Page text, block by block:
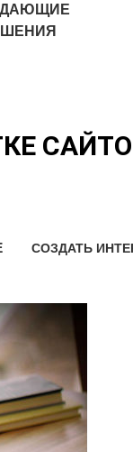
СОЗДАТЬ